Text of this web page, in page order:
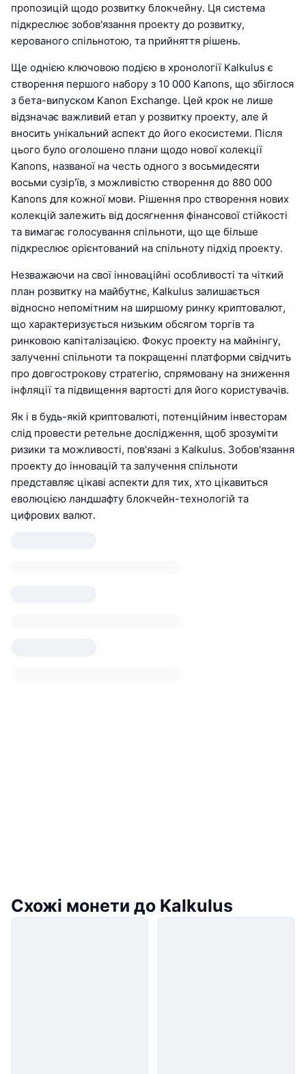
пропозицій щодо розвитку блокчейну. Ця система
підкреслює зобов'язання проекту до розвитку,
керованого спільнотою, та прийняття рішень.
Ще однією ключовою подією в хронології Kalkulus є
створення першого набору з 10 000 Kanons, що збіглося
з бета-випуском Kanon Exchange. Цей крок не лише
відзначає важливий етап у розвитку проекту, але й
вносить унікальний аспект до його екосистеми. Після
цього було оголошено плани щодо нової колекції
Kanons, названої на честь одного з восьмидесяти
восьми сузір'їв, з можливістю створення до 880 000
Kanons для кожної мови. Рішення про створення нових
колекцій залежить від досягнення фінансової стійкості
та вимагає голосування спільноти, що ще більше
підкреслює орієнтований на спільноту підхід проекту.
Незважаючи на свої інноваційні особливості та чіткий
план розвитку на майбутнє, Kalkulus залишається
відносно непомітним на ширшому ринку криптовалют,
що характеризується низьким обсягом торгів та
ринковою капіталізацією. Фокус проекту на майнінгу,
залученні спільноти та покращенні платформи свідчить
про довгострокову стратегію, спрямовану на зниження
інфляції та підвищення вартості для його користувачів.
Як і в будь-якій криптовалюті, потенційним інвесторам
слід провести ретельне дослідження, щоб зрозуміти
ризики та можливості, пов'язані з Kalkulus. Зобов'язання
проекту до інновацій та залучення спільноти
представляє цікаві аспекти для тих, хто цікавиться
еволюцією ландшафту блокчейн-технологій та
цифрових валют.
Схожі монети до Kalkulus